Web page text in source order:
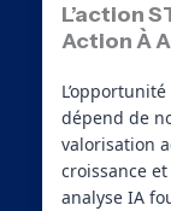
L’action
Action À
L’opportunité
dépend de
valorisation
croissance
analyse IA